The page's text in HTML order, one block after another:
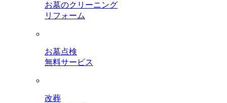
お墓のクリーニング
リフォーム
お墓点検
無料サービス
改葬